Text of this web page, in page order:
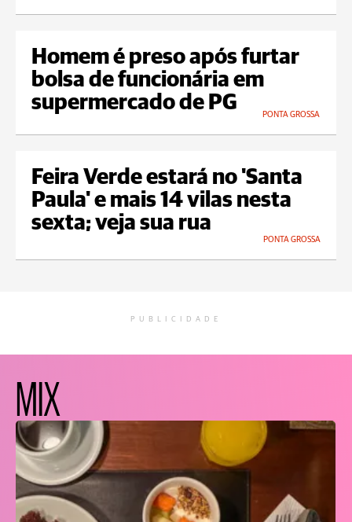
Homem é preso após furtar
bolsa de funcionária em
supermercado de PG
PONTA GROSSA
Feira Verde estará no 'Santa
Paula' e mais 14 vilas nesta
sexta; veja sua rua
PONTA GROSSA
PUBLICIDADE
MIX